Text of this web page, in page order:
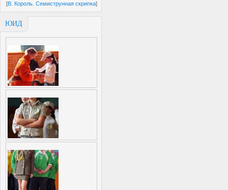
[В. Король. Семиструнная скрипка]
ЮИД